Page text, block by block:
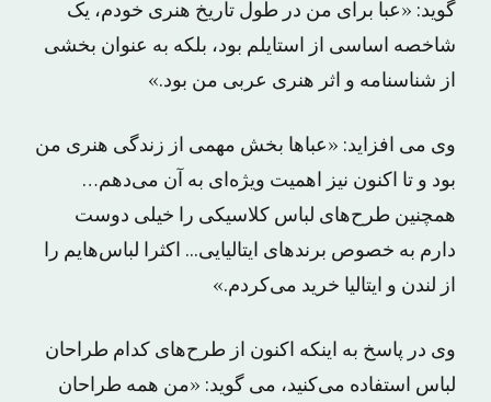
گوید: «عبا برای من در طول تاریخ هنری خودم، یک
شاخصه اساسی از استایلم بود، بلکه به عنوان بخشی
از شناسنامه و اثر هنری عربی من بود.»
وی می افزاید: «عباها بخش مهمی از زندگی هنری من
بود و تا اکنون نیز اهمیت ویژه‌ای به آن می‌دهم…
همچنین طرح‌های لباس کلاسیکی را خیلی دوست
دارم به خصوص برندهای ایتالیایی.‌.. اکثرا لباس‌هایم را
از لندن و ایتالیا خرید می‌کردم.»
وی در پاسخ به اینکه اکنون از طرح‌های کدام طراحان
لباس استفاده می‌کنید، می گوید: «من همه طراحان